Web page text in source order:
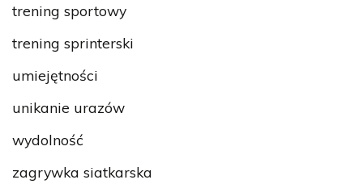
trening sportowy
trening sprinterski
umiejętności
unikanie urazów
wydolność
zagrywka siatkarska